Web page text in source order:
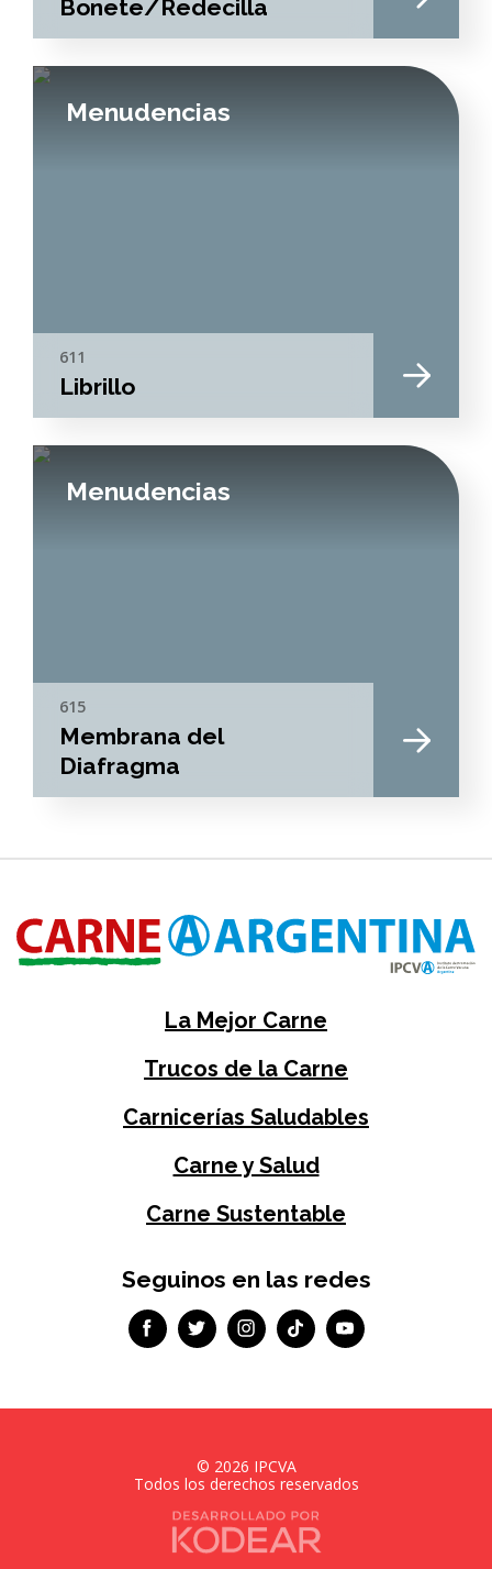
Bonete/Redecilla
Menudencias
611
Librillo
Menudencias
615
Membrana del
Diafragma
La Mejor Carne
Trucos de la Carne
Carnicerías Saludables
Carne y Salud
Carne Sustentable
Seguinos en las redes
© 2026 IPCVA
Todos los derechos reservados